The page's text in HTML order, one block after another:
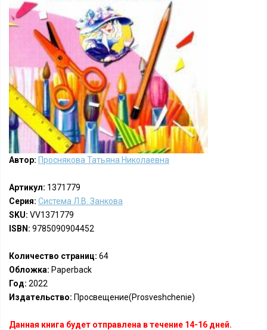
Автор: Проснякова Татьяна Николаевна
Артикул: 1371779
Серия: Система Л.В. Занкова
SKU: VV1371779
ISBN: 9785090904452
Количество страниц: 64
Обложка: Paperback
Год: 2022
Издательство: Просвещение(Prosveshchenie)
Данная книга будет отправлена в течение 14-16 дней.